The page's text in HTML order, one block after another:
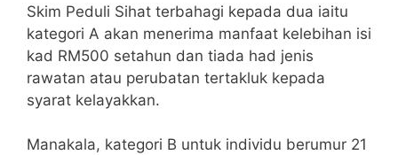
Skim Peduli Sihat terbahagi kepada dua iaitu
kategori A akan menerima manfaat kelebihan isi
kad RM500 setahun dan tiada had jenis
rawatan atau perubatan tertakluk kepada
syarat kelayakkan.
Manakala, kategori B untuk individu berumur 21